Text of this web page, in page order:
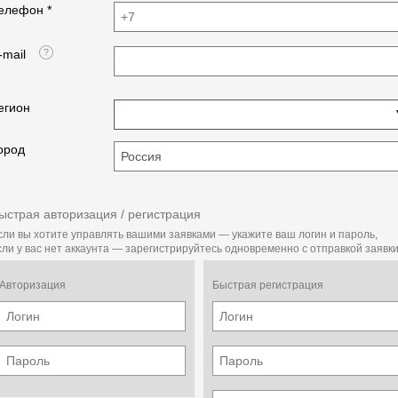
*
mail
авторизация / регистрация
вы хотите управлять вашими заявками — укажите ваш логин и пароль,
у вас нет аккаунта — зарегистрируйтесь одновременно с отправкой
Авторизация Быстрая регистрация